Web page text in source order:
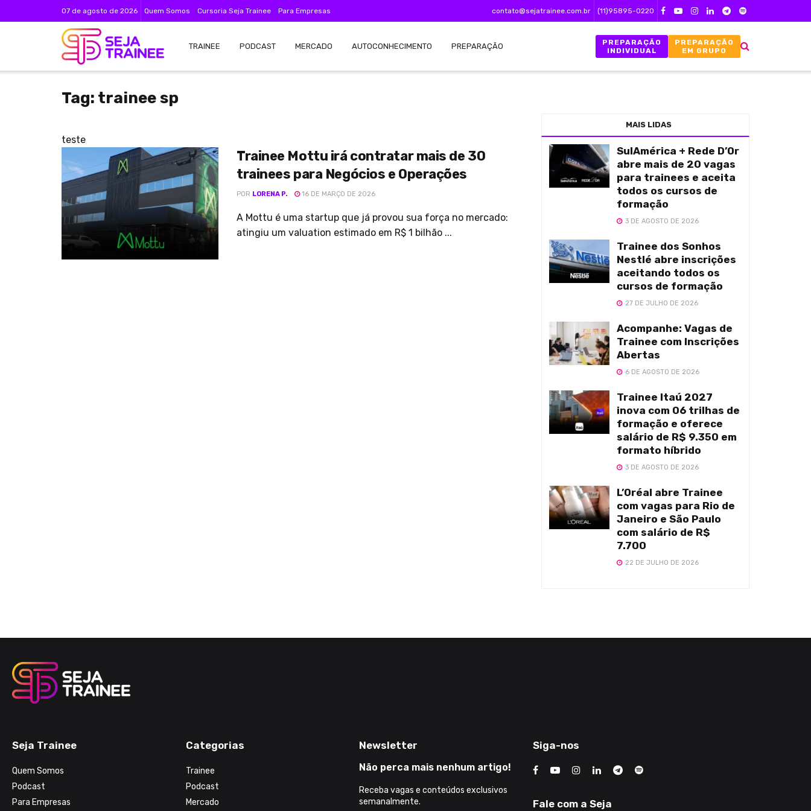
07 de agosto de 2026 Quem Somos Cursoria Seja Trainee Para Empresas contato@sejatrainee.com.br (11)95895-0220
TRAINEE PODCAST MERCADO AUTOCONHECIMENTO PREPARAÇÃO
PREPARAÇÃO
INDIVIDUAL
PREPARAÇÃO
EM GRUPO
Tag: trainee sp
teste
Trainee Mottu irá contratar mais de 30
trainees para Negócios e Operações
POR LORENA P. 16 DE MARÇO DE 2026
A Mottu é uma startup que já provou sua força no mercado:
atingiu um valuation estimado em R$ 1 bilhão ...
MAIS LIDAS
SulAmérica + Rede D’Or
abre mais de 20 vagas
para trainees e aceita
todos os cursos de
formação
3 DE AGOSTO DE 2026
Trainee dos Sonhos
Nestlé abre inscrições
aceitando todos os
cursos de formação
27 DE JULHO DE 2026
Acompanhe: Vagas de
Trainee com Inscrições
Abertas
6 DE AGOSTO DE 2026
Trainee Itaú 2027
inova com 06 trilhas de
formação e oferece
salário de R$ 9.350 em
formato híbrido
3 DE AGOSTO DE 2026
L’Oréal abre Trainee
com vagas para Rio de
Janeiro e São Paulo
com salário de R$
7.700
22 DE JULHO DE 2026
Seja Trainee
Quem Somos
Podcast
Para Empresas
Categorias
Trainee
Podcast
Mercado
Newsletter
Não perca mais nenhum artigo!
Receba vagas e conteúdos exclusivos
semanalmente.
Siga-nos
Fale com a Seja